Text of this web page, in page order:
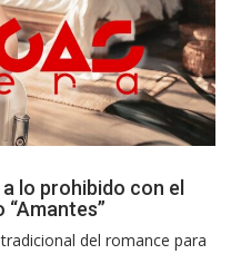
lo prohibido con el
del romance para